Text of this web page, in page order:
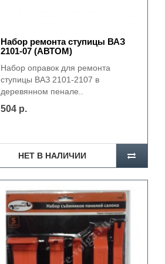
Набор ремонта ступицы ВАЗ
2101-07 (АВТОМ)
Набор оправок для ремонта
ступицы ВАЗ 2101-2107 в
деревянном пенале..
504 р.
НЕТ В НАЛИЧИИ